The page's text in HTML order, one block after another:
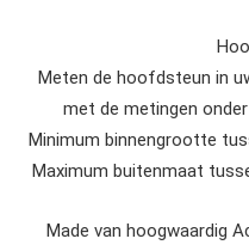
Meten de hoofdsteun in
met de metingen
Minimum binnengrootte
Maximum buitenmaat
Made van hoogwaardig